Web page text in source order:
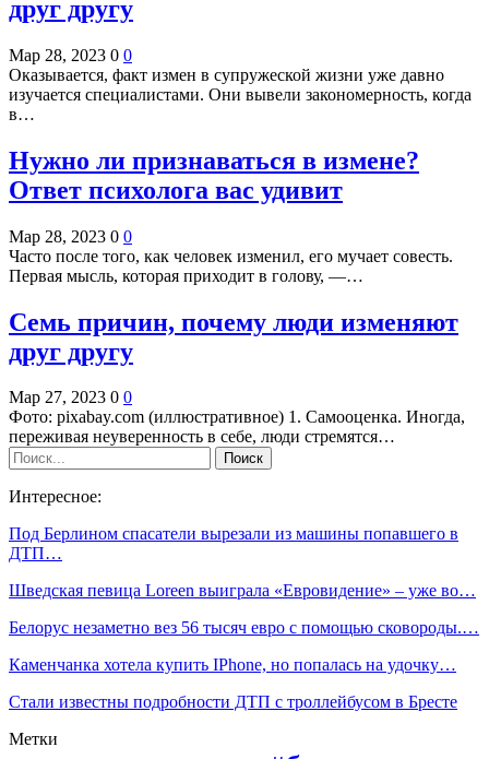
друг другу
Мар 28, 2023 0 0
Оказывается, факт измен в супружеской жизни уже давно
изучается специалистами. Они вывели закономерность, когда
в…
Нужно ли признаваться в измене?
Ответ психолога вас удивит
Мар 28, 2023 0 0
Часто после того, как человек изменил, его мучает совесть.
Первая мысль, которая приходит в голову, —…
Семь причин, почему люди изменяют
друг другу
Мар 27, 2023 0 0
Фото: pixabay.com (иллюстративное) 1. Самооценка. Иногда,
переживая неуверенность в себе, люди стремятся…
Интересное:
Под Берлином спасатели вырезали из машины попавшего в
ДТП…
Шведская певица Loreen выиграла «Евровидение» – уже во…
Белорус незаметно вез 56 тысяч евро с помощью сковороды.…
Каменчанка хотела купить IPhone, но попалась на удочку…
Стали известны подробности ДТП с троллейбусом в Бресте
Метки